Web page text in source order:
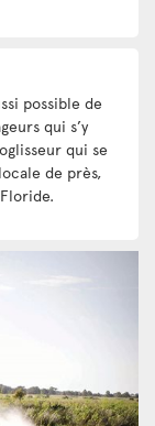
possible de
qui s’y
qui se
de près,